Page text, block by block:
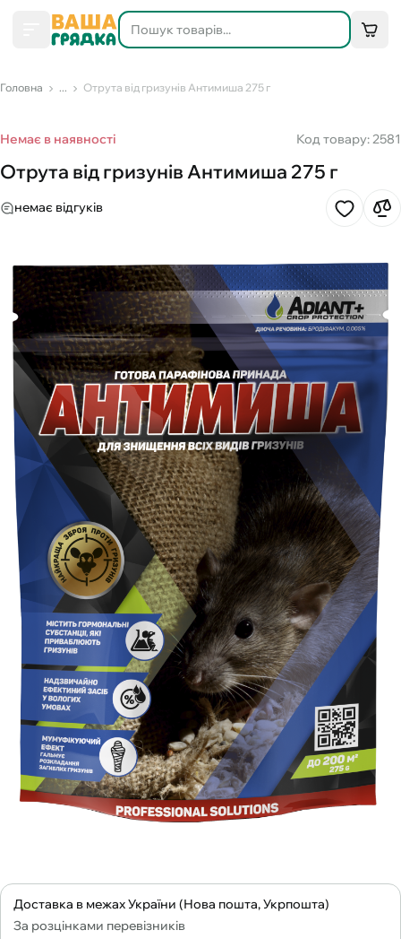
Головна ... Отрута від гризунів Антимиша 275 г
Немає в наявності Код товару: 2581
Отрута від гризунів Антимиша 275 г
немає відгуків
Доставка в межах України (Нова пошта, Укрпошта)
За розцінками перевізників